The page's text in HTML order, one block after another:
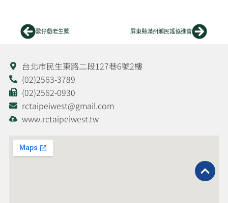
上一頁
歌仔戲老生獎 屏東縣滿州鄉民謠協進會下一
台北市民生東路二段127巷6號2樓
(02)2563-3789
(02)2562-0930
rctaipeiwest@gmail.com
www.rctaipeiwest.tw